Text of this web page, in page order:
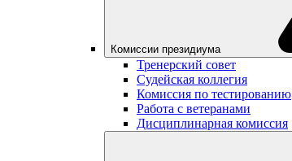
Комиссии президиума
Тренерский совет
Судейская коллегия
Комиссия по тестированию
Работа с ветеранами
Дисциплинарная комиссия